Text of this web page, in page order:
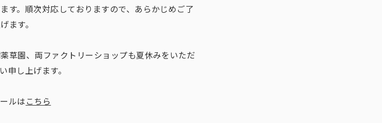
す。順次対応しておりますので、あらかじめご了
ます。
草園、両ファクトリーショップも夏休みをいただ
申し上げます。
ルは こちら